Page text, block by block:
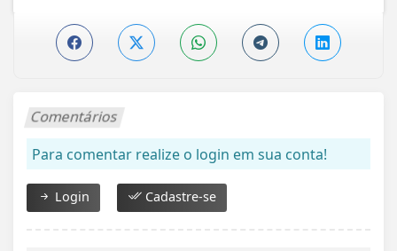
Comentários
Para comentar realize o login em sua conta!
Login Cadastre-se